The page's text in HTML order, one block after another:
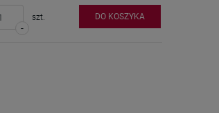
-
szt. DO KOSZYKA